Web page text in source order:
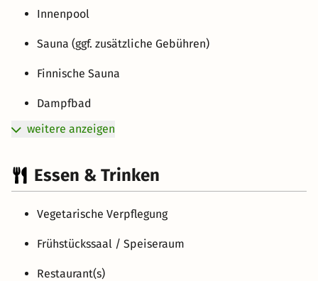
Innenpool
Sauna (ggf. zusätzliche Gebühren)
Finnische Sauna
Dampfbad
weitere anzeigen
Essen & Trinken
Vegetarische Verpflegung
Frühstückssaal / Speiseraum
Restaurant(s)